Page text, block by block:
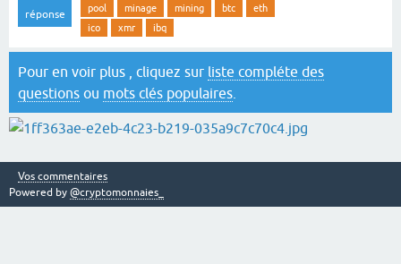
réponse pool minage mining btc
eth
ico
xmr ibq
Pour en voir plus , cliquez sur liste compléte des
questions ou mots clés populaires
Vos commentaires
Powered by @cryptomonnaies_